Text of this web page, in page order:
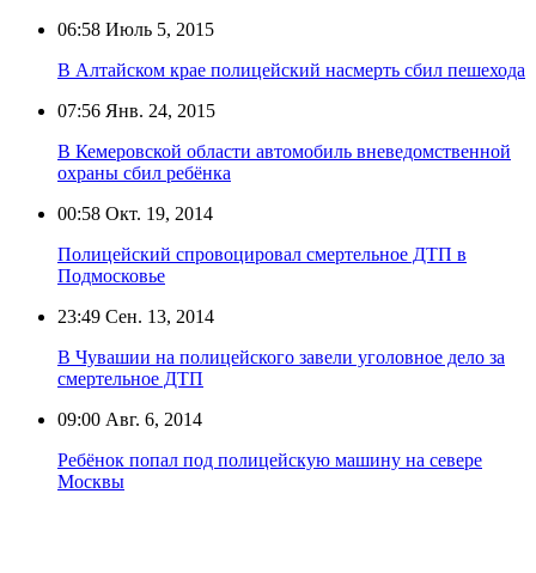
06:58 Июль 5, 2015
В Алтайском крае полицейский насмерть сбил пешехода
07:56 Янв. 24, 2015
В Кемеровской области автомобиль вневедомственной
охраны сбил ребёнка
00:58 Окт. 19, 2014
Полицейский спровоцировал смертельное ДТП в
Подмосковье
23:49 Сен. 13, 2014
В Чувашии на полицейского завели уголовное дело за
смертельное ДТП
09:00 Авг. 6, 2014
Ребёнок попал под полицейскую машину на севере
Москвы